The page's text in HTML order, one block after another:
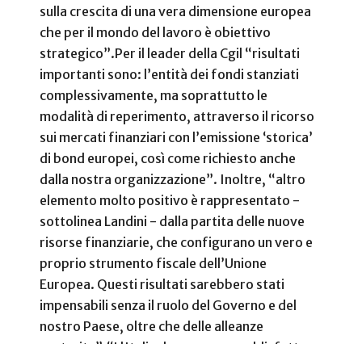
sulla crescita di una vera dimensione europea
che per il mondo del lavoro è obiettivo
strategico”.Per il leader della Cgil “risultati
importanti sono: l’entità dei fondi stanziati
complessivamente, ma soprattutto le
modalità di reperimento, attraverso il ricorso
sui mercati finanziari con l’emissione ‘storica’
di bond europei, così come richiesto anche
dalla nostra organizzazione”. Inoltre, “altro
elemento molto positivo è rappresentato -
sottolinea Landini - dalla partita delle nuove
risorse finanziarie, che configurano un vero e
proprio strumento fiscale dell’Unione
Europea. Questi risultati sarebbero stati
impensabili senza il ruolo del Governo e del
nostro Paese, oltre che delle alleanze